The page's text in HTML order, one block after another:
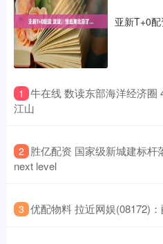
亚新T+0
1 牛在线 数读东部海洋经济圈
江山
2 胜亿配资 国家级新城建标杆
next level
3 优配物料 拉近网娱(08172)